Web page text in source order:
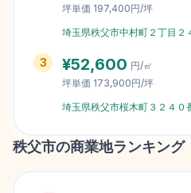
坪単価 197,400円/坪
埼玉県秩父市中村町２丁目２
3 ¥52,600 円/㎡
坪単価 173,900円/坪
埼玉県秩父市桜木町３２４０
秩父市の商業地ランキング